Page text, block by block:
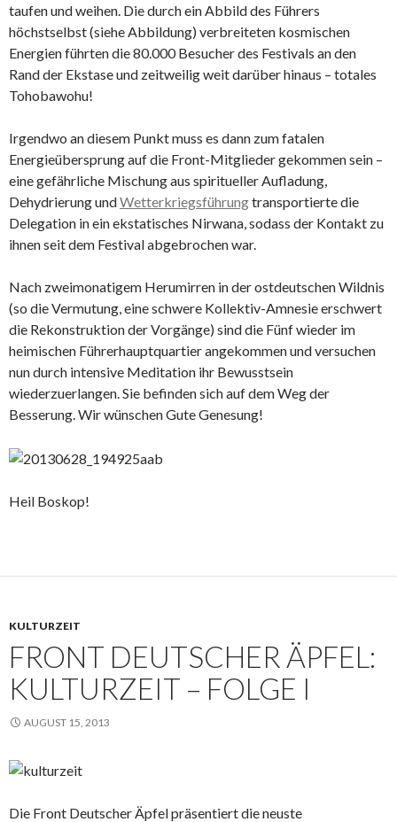
taufen und weihen. Die durch ein Abbild des Führers
höchstselbst (siehe Abbildung) verbreiteten kosmischen
Energien führten die 80.000 Besucher des Festivals an den
Rand der Ekstase und zeitweilig weit darüber hinaus – totales
Tohobawohu!
Irgendwo an diesem Punkt muss es dann zum fatalen
Energieübersprung auf die Front-Mitglieder gekommen sein –
eine gefährliche Mischung aus spiritueller Aufladung,
Dehydrierung undWetterkriegsführungtransportierte die
Delegation in ein ekstatisches Nirwana, sodass der Kontakt zu
ihnen seit dem Festival abgebrochen war.
Nach zweimonatigem Herumirren in der ostdeutschen Wildnis
(so die Vermutung, eine schwere Kollektiv-Amnesie erschwert
die Rekonstruktion der Vorgänge) sind die Fünf wieder im
heimischen Führerhauptquartier angekommen und versuchen
nun durch intensive Meditation ihr Bewusstsein
wiederzuerlangen. Sie befinden sich auf dem Weg der
Besserung. Wir wünschen Gute Genesung!
Heil Boskop!
KULTURZEIT
FRONT DEUTSCHER ÄPFEL:
KULTURZEIT – FOLGE I
AUGUST 15, 2013
Die Front Deutscher Äpfel präsentiert die neuste